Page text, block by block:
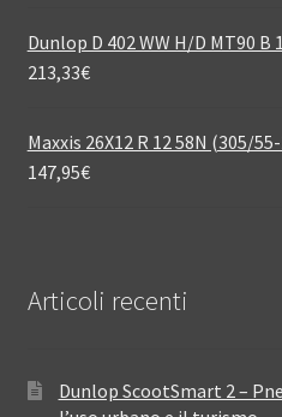
Dunlop D 402 WW H/D MT90
213,33€
Maxxis 26X12 R 12 58N (305/
147,95€
Articoli recenti
Dunlop ScootSmart 2 –